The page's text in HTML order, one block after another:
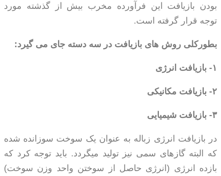
بودن بازیافت این فرآورده مخرب بیش از گذشته مورد
توجه قرار گرفته است.
بطورکلی روش های بازیافت در سه دسته جای می گیرد:
۱- بازیافت انرژی
۲- بازیافت مکانیکی
۳- بازیافت شیمیایی
در بازیافت انرژی زباله به عنوان یک سوخت سوزانده شده
که البته گازهای سمی نیز تولید میگردد. باید توجه کرد که
بازده انرژی (انرژی حاصل از سوختن واحد وزن سوخت)